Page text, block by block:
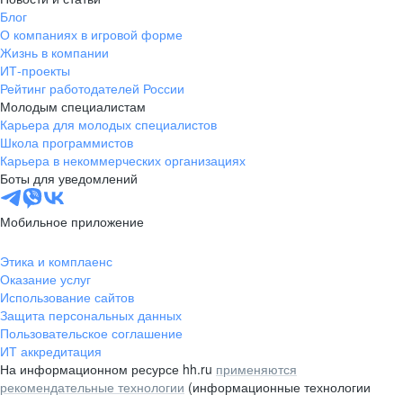
Блог
О компаниях в игровой форме
Жизнь в компании
ИТ-проекты
Рейтинг работодателей России
Молодым специалистам
Карьера для молодых специалистов
Школа программистов
Карьера в некоммерческих организациях
Боты для уведомлений
Мобильное приложение
Этика и комплаенс
Оказание услуг
Использование сайтов
Защита персональных данных
Пользовательское соглашение
ИТ аккредитация
На информационном ресурсе hh.ru применяются
рекомендательные технологии (информационные технологии